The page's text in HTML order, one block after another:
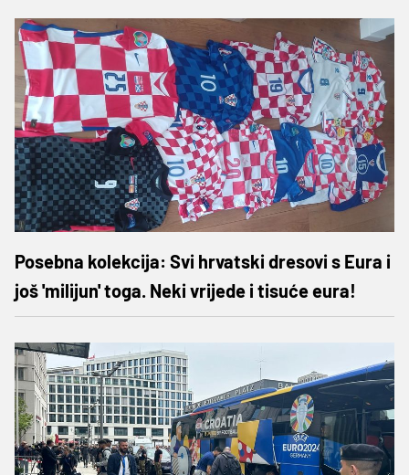
Posebna kolekcija: Svi hrvatski dresovi s Eura i
još 'milijun' toga. Neki vrijede i tisuće eura!